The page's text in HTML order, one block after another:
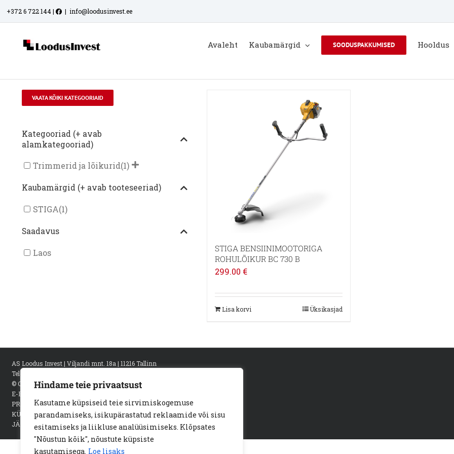
Hindame teie privaatsust
Kasutame küpsiseid teie sirvimiskogemuse
parandamiseks, isikupärastatud reklaamide või sisu
esitamiseks ja liikluse analüüsimiseks. Klõpsates
"Nõustun kõik", nõustute küpsiste
kasutamisega. Loe lisaks
+372 6 722 144| | info@loodusinvest.ee
Avaleht Kaubamärgid SOODUSPAKKUMISED Hooldus
STIGA BENSIINIMOOTORIGA
ROHULÕIKUR BC 730 B
299.00 €
Lisa korvi Üksikasjad
VAATA KÕIKI KATEGOORIAID
Kategooriad (+ avab
alamkategooriad)
Trimmerid ja lõikurid(1)
Kaubamärgid (+ avab tooteseeriad)
STIGA(1)
Saadavus
Laos
AS Loodus Invest | Viljandi mnt. 18a | 11216 Tallinn
Telef:
© Copyright 2023 | Loodus Invest AS | All Rights Reserved |
E-POE MÜÜGITINGIMUSED
PRIVAATSUSPOLIITIKA
KÜPSISED
JÄRELMAKSU TINGIMUSED